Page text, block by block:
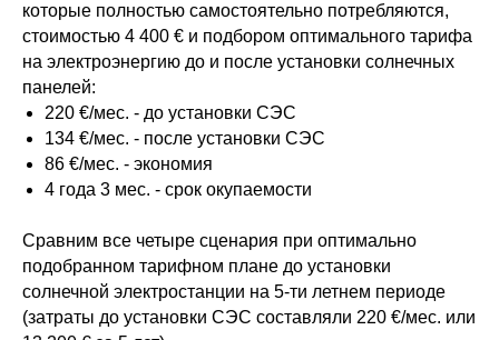
которые полностью самостоятельно потребляются,
стоимостью 4 400 € и подбором оптимального тарифа
на электроэнергию до и после установки солнечных
панелей:
220 €/мес. - до установки СЭС
134 €/мес. - после установки СЭС
86 €/мес. - экономия
4 года 3 мес. - срок окупаемости
Сравним все четыре сценария при оптимально
подобранном тарифном плане до установки
солнечной электростанции на 5-ти летнем периоде
(затраты до установки СЭС составляли 220 €/мес. или